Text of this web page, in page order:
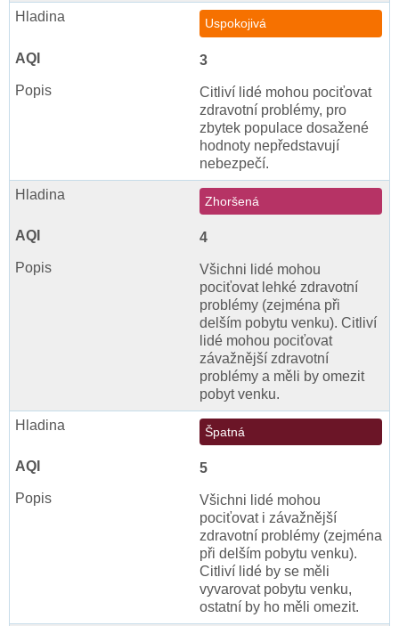
Uspokojivá
3
Citliví lidé mohou pociťovat
zdravotní problémy, pro
zbytek populace dosažené
hodnoty nepředstavují
nebezpečí.
Zhoršená
4
Všichni lidé mohou
pociťovat lehké zdravotní
problémy (zejména při
delším pobytu venku). Citliví
lidé mohou pociťovat
závažnější zdravotní
problémy a měli by omezit
pobyt venku.
Špatná
5
Všichni lidé mohou
pociťovat i závažnější
zdravotní problémy (zejména
při delším pobytu venku).
Citliví lidé by se měli
vyvarovat pobytu venku,
ostatní by ho měli omezit.